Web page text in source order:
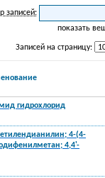
записей:
показать
Записей на страницу:
гидрохлорид
4-(4-
4,4'-